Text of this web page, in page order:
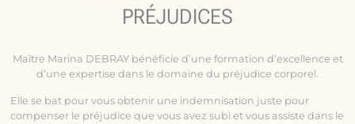
PRÉJUDICES
Maître Marina DEBRAY bénéficie d’une formation d’excellence et
d’une expertise dans le domaine du préjudice corporel.
Elle se bat pour vous obtenir une indemnisation juste pour
compenser le préjudice que vous avez subi et vous assiste dans le